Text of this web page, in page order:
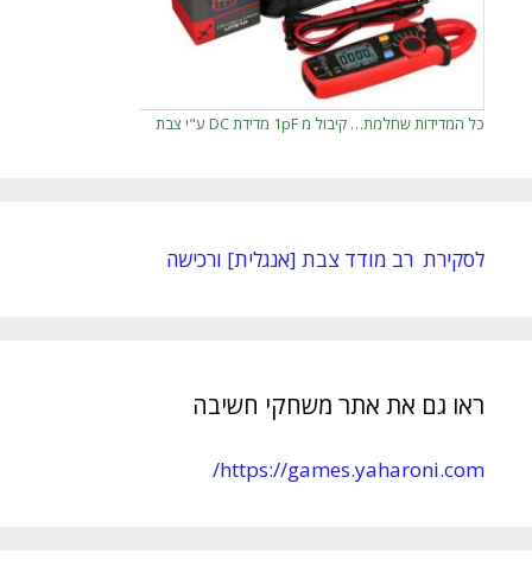
כל המדידות שחלמת… קיבול מ 1pF מדידת DC ע"י צבת
לסקירת רב מודד צבת [אנגלית] ורכישה
ראו גם את אתר משחקי חשיבה
https://games.yaharoni.com/